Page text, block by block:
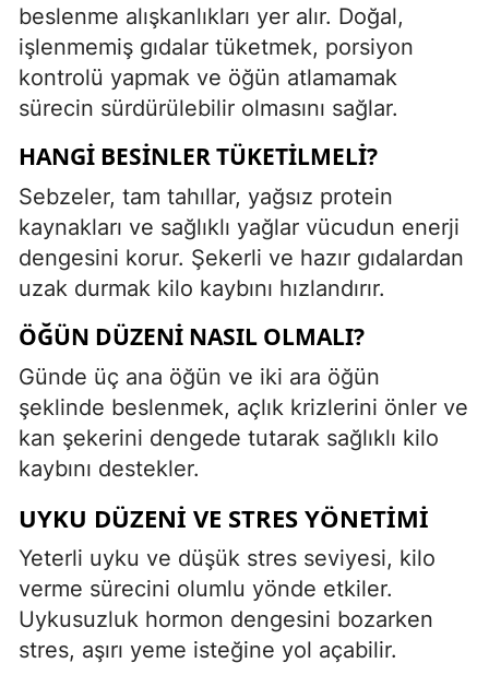
beslenme alışkanlıkları yer alır. Doğal,
işlenmemiş gıdalar tüketmek, porsiyon
kontrolü yapmak ve öğün atlamamak
sürecin sürdürülebilir olmasını sağlar.
HANGI BESINLER TÜKETILMELI?
Sebzeler, tam tahıllar, yağsız protein
kaynakları ve sağlıklı yağlar vücudun enerji
dengesini korur. Şekerli ve hazır gıdalardan
uzak durmak kilo kaybını hızlandırır.
ÖĞÜN DÜZENI NASIL OLMALI?
Günde üç ana öğün ve iki ara öğün
şeklinde beslenmek, açlık krizlerini önler ve
kan şekerini dengede tutarak sağlıklı kilo
kaybını destekler.
UYKU DÜZENI VE STRES YÖNETIMI
Yeterli uyku ve düşük stres seviyesi, kilo
verme sürecini olumlu yönde etkiler.
Uykusuzluk hormon dengesini bozarken
stres, aşırı yeme isteğine yol açabilir.